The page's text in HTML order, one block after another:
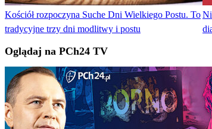
Kościół rozpoczyna Suche Dni Wielkiego Postu. To
tradycyjne trzy dni modlitwy i postu
Oglądaj na PCh24 TV